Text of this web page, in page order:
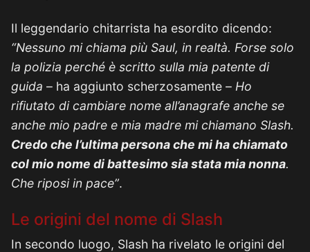
Il leggendario chitarrista ha esordito dicendo:
“Nessuno mi chiama più Saul, in realtà. Forse solo
la polizia perché è scritto sulla mia patente di
guida – ha aggiunto scherzosamente – Ho
rifiutato di cambiare nome all’anagrafe anche se
anche mio padre e mia madre mi chiamano Slash.
Credo che l’ultima persona che mi ha chiamato
col mio nome di battesimo sia stata mia nonna.
Che riposi in pace”.
Le origini del nome di Slash
In secondo luogo, Slash ha rivelato le origini del